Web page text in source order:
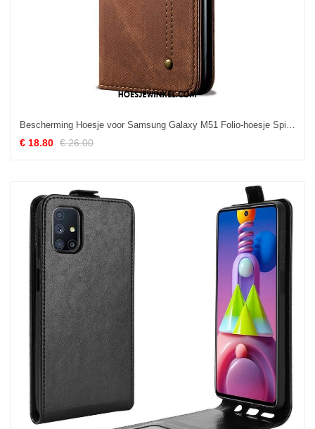
Bescherming Hoesje voor Samsung Galaxy M51 Folio-hoesje Spijkerstof
€ 18.80 € 26.00